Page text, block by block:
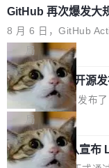
他引用的帖子来自
026 的读者：「看了篇
理由很具体。FA 系列
认为最重要的一个——
驱动你去学 CuTe，但
er++ 优化所淹没，足
键的是 FA2 的持久性
鸿蒙通过统一技术底座
型智能设备的开发、连
也为产业链企业探索产
的空间。 8月14日，
（OHDD：
r Day）将在杭州启航
链企业和开发者，邀请
问，围绕开源鸿蒙技术
配、功耗与稳定性调优
等内容展开系统讲解和
GitHub 再次爆发大
8 月 6 日，GitHub
模服务降级，Actions
webhook 停发，连自
障无法工作。Pages
opilot coding agent 全
恢复，大约 12 小时。
起事故，其中四起与
Hub 员工 kdaigle 在
据：2025 年全年 10
局
Prime Agent 开源
进的编程 Agent，
专家基线
Prime Intellect 发布
的编程 Agent
象：Recursive
ontinual Harness。在
局
Rust 项目团队宣布